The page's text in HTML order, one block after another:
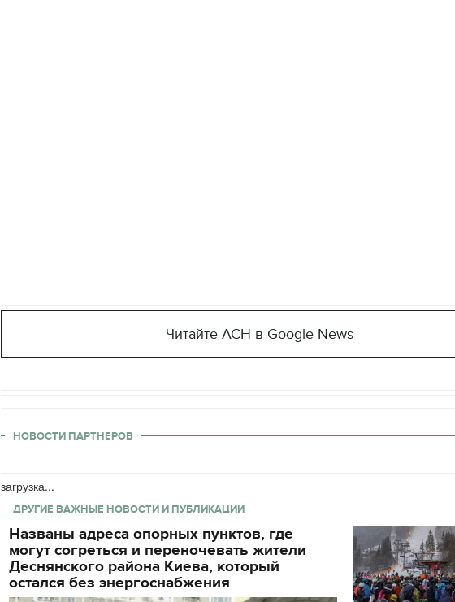
Читайте АСН в Google News
НОВОСТИ ПАРТНЕРОВ
загрузка...
ДРУГИЕ ВАЖНЫЕ НОВОСТИ И ПУБЛИКАЦИИ
Названы адреса опорных пунктов, где
могут согреться и переночевать жители
Деснянского района Киева, который
остался без энергоснабжения